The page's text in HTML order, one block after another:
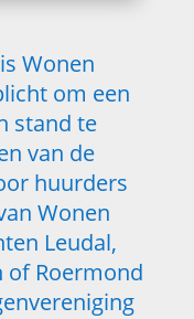
Wonen
om een
stand te
van de
huurders
Wonen
Leudal,
of Roermond